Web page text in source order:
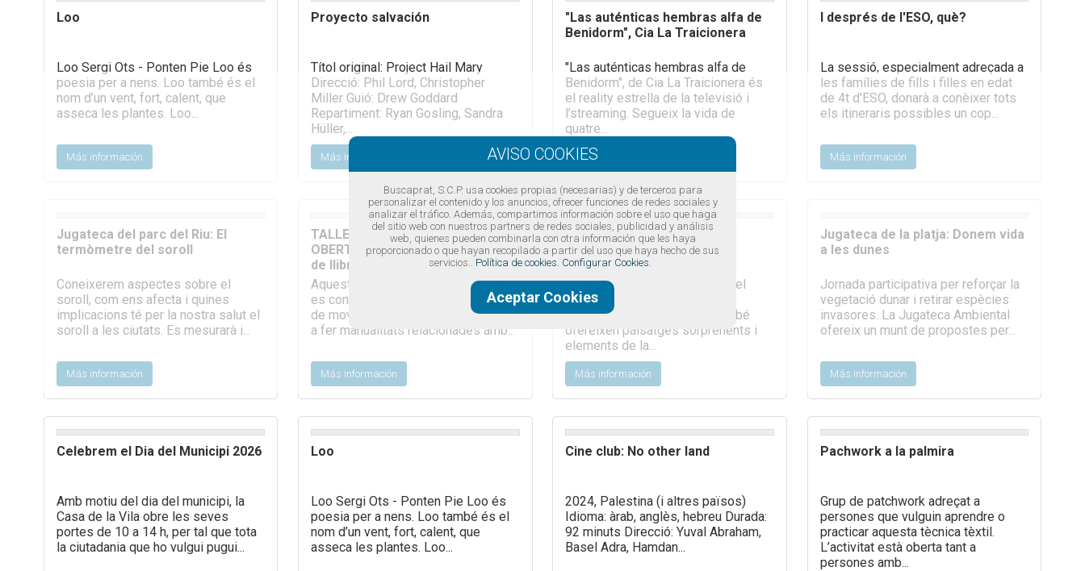
Loo
Loo Sergi Ots - Ponten Pie Loo és
poesia per a nens. Loo també és el
nom d’un vent, fort, calent, que
asseca les plantes. Loo...
Más información
Proyecto salvación
Títol original: Project Hail Mary
Direcció: Phil Lord, Christopher
Miller Guió: Drew Goddard
Repartiment: Ryan Gosling, Sandra
Hüller,...
Más información
"Las auténticas hembras alfa de
Benidorm", Cia La Traicionera
"Las auténticas hembras alfa de
Benidorm", de Cia La Traicionera és
el reality estrella de la televisió i
l’streaming. Segueix la vida de
quatre...
Más información
I després de l'ESO, què?
La sessió, especialment adreçada a
les famílies de fills i filles en edat
de 4t d'ESO, donarà a conèixer tots
els itineraris possibles un cop...
Más información
Jugateca del parc del Riu: El
termòmetre del soroll
Coneixerem aspectes sobre el
soroll, com ens afecta i quines
implicacions té per la nostra salut el
soroll a les ciutats. Es mesurarà i...
Más información
TALLER DINAMITZAT PATI
OBERT: Manualitats i Intercanvi
de llibres
Aquesta primavera, els Patis Oberts
es convertiran en espais creatius i
de moviment. Aquest diumenge, vine
a fer manualitats relacionades amb...
Más información
Visita guiada a la Bunyola,
Carrabiners i Semàfor
Els espais naturals del delta del
Llobregat a més d’albergar
importants valors naturals també
ofereixen paisatges sorprenents i
elements de la...
Más información
Jugateca de la platja: Donem vida
a les dunes
Jornada participativa per reforçar la
vegetació dunar i retirar espècies
invasores. La Jugateca Ambiental
ofereix un munt de propostes per...
Más información
Celebrem el Dia del Municipi 2026
Amb motiu del dia del municipi, la
Casa de la Vila obre les seves
portes de 10 a 14 h, per tal que tota
la ciutadania que ho vulgui pugui...
Loo
Loo Sergi Ots - Ponten Pie Loo és
poesia per a nens. Loo també és el
nom d’un vent, fort, calent, que
asseca les plantes. Loo...
Cine club: No other land
2024, Palestina (i altres països)
Idioma: àrab, anglès, hebreu Durada:
92 minuts Direcció: Yuval Abraham,
Basel Adra, Hamdan...
Pachwork a la palmira
Grup de patchwork adreçat a
persones que vulguin aprendre o
practicar aquesta tècnica tèxtil.
L’activitat està oberta tant a
persones amb...
Buscaprat, S.C.P. usa cookies propias (necesarias) y de terceros para
personalizar el contenido y los anuncios, ofrecer funciones de redes sociales y
analizar el tráfico. Además, compartimos información sobre el uso que haga
del sitio web con nuestros partners de redes sociales, publicidad y análisis
web, quienes pueden combinarla con otra información que les haya
proporcionado o que hayan recopilado a partir del uso que haya hecho de sus
servicios.. Política de cookies. Configurar Cookies.
Aceptar Cookies